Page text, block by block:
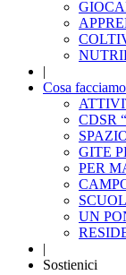
|
Cosa facciamo
CDSR
GITE
PER
UN
|
Sostienici